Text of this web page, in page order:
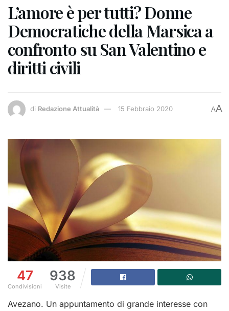
L’amore è per tutti? Donne
Democratiche della Marsica a
confronto su San Valentino e
diritti civili
di Redazione Attualità 15 Febbraio 2020 AA
47
Condivisioni
938
Visite
Avezano. Un appuntamento di grande interesse con